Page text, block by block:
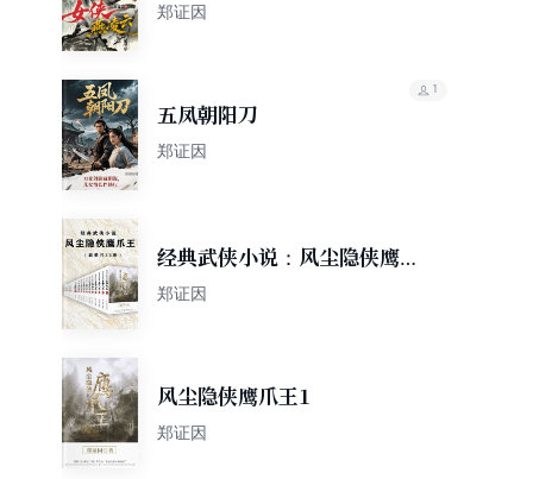
郑证因
五凤朝阳刀
郑证因
1
经典武侠小说：风尘隐侠鹰爪
王（套装共22册）
郑证因
风尘隐侠鹰爪王1
郑证因